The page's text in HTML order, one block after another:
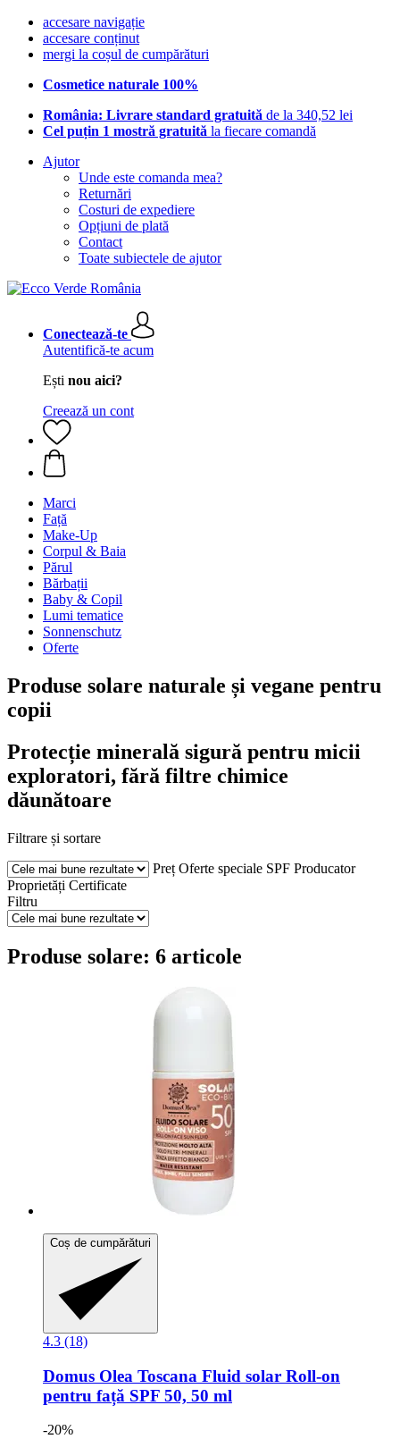
accesare navigație
accesare conținut
mergi la coșul de cumpărături
Cosmetice naturale 100%
România: Livrare standard gratuită de la 340,52 lei
Cel puțin 1 mostră gratuită la fiecare comandă
Ajutor
Unde este comanda mea?
Returnări
Costuri de expediere
Opțiuni de plată
Contact
Toate subiectele de ajutor
Conectează-te
Autentifică-te acum
Ești nou aici?
Creează un cont
Marci
Față
Make-Up
Corpul & Baia
Părul
Bărbații
Baby & Copil
Lumi tematice
Sonnenschutz
Oferte
Produse solare naturale și vegane pentru
copii
Protecție minerală sigură pentru micii
exploratori, fără filtre chimice
dăunătoare
Filtrare și sortare
Preț Oferte speciale SPF Producator
Proprietăți Certificate
Filtru
Produse solare: 6 articole
Coș de cumpărături
4.3 (18)
Domus Olea Toscana Fluid solar Roll-​on
pentru față SPF 50, 50 ml
-20%